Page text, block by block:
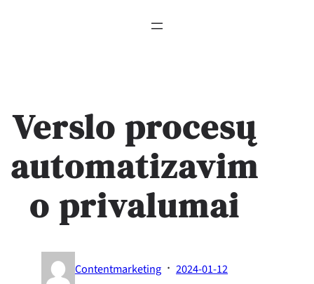
Verslo procesų
automatizavim
o privalumai
Contentmarketing · 2024-01-12